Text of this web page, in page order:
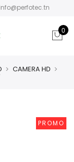
info@perfotec.tn
0
CAMERA HD
PROMO